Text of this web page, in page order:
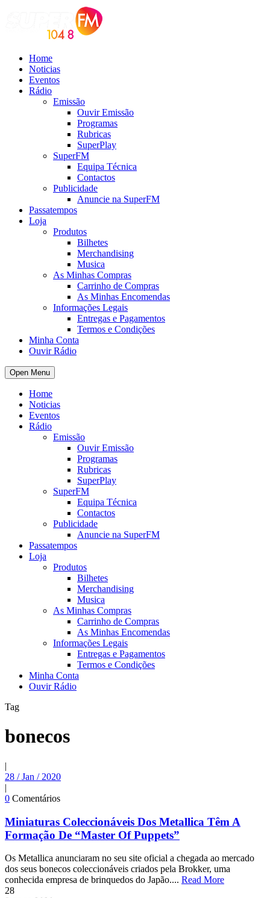
Home
Noticias
Eventos
Rádio
Emissão
Ouvir Emissão
Programas
Rubricas
SuperPlay
SuperFM
Equipa Técnica
Contactos
Publicidade
Anuncie na SuperFM
Passatempos
Loja
Produtos
Bilhetes
Merchandising
Musica
As Minhas Compras
Carrinho de Compras
As Minhas Encomendas
Informações Legais
Entregas e Pagamentos
Termos e Condições
Minha Conta
Ouvir Rádio
Open Menu
Home
Noticias
Eventos
Rádio
Emissão
Ouvir Emissão
Programas
Rubricas
SuperPlay
SuperFM
Equipa Técnica
Contactos
Publicidade
Anuncie na SuperFM
Passatempos
Loja
Produtos
Bilhetes
Merchandising
Musica
As Minhas Compras
Carrinho de Compras
As Minhas Encomendas
Informações Legais
Entregas e Pagamentos
Termos e Condições
Minha Conta
Ouvir Rádio
Tag
bonecos
|
28 / Jan / 2020
|
0 Comentários
Miniaturas Coleccionáveis Dos Metallica Têm A
Formação De “Master Of Puppets”
Os Metallica anunciaram no seu site oficial a chegada ao mercado
dos seus bonecos coleccionáveis criados pela Brokker, uma
conhecida empresa de brinquedos do Japão.... Read More
28